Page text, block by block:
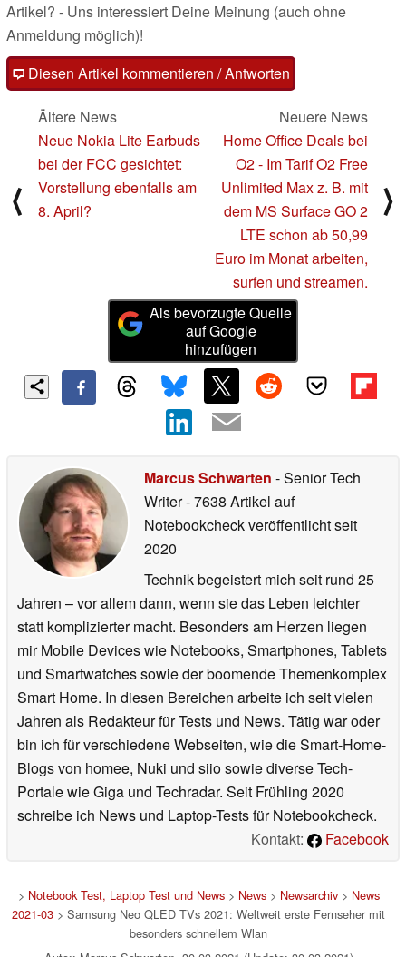
Artikel? - Uns interessiert Deine Meinung (auch ohne
Anmeldung möglich)!
Diesen Artikel kommentieren / Antworten
⟨
Ältere News
Neue Nokia Lite Earbuds
bei der FCC gesichtet:
Vorstellung ebenfalls am
8. April?
Neuere News
Home Office Deals bei
O2 - Im Tarif O2 Free
Unlimited Max z. B. mit
dem MS Surface GO 2
LTE schon ab 50,99
Euro im Monat arbeiten,
surfen und streamen.
⟩
Als bevorzugte Quelle
auf Google
hinzufügen
Marcus Schwarten - Senior Tech
Writer- 7638 Artikel auf
Notebookcheck veröffentlichtseit
2020
Technik begeistert mich seit rund 25
Jahren – vor allem dann, wenn sie das Leben leichter
statt komplizierter macht. Besonders am Herzen liegen
mir Mobile Devices wie Notebooks, Smartphones, Tablets
und Smartwatches sowie der boomende Themenkomplex
Smart Home. In diesen Bereichen arbeite ich seit vielen
Jahren als Redakteur für Tests und News. Tätig war oder
bin ich für verschiedene Webseiten, wie die Smart-Home-
Blogs von homee, Nuki und siio sowie diverse Tech-
Portale wie Giga und Techradar. Seit Frühling 2020
schreibe ich News und Laptop-Tests für Notebookcheck.
Kontakt:
Facebook
> Notebook Test, Laptop Test und News> News> Newsarchiv> News
2021-03 > Samsung Neo QLED TVs 2021: Weltweit erste Fernseher mit
besonders schnellem Wlan